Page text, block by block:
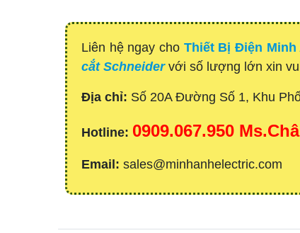
Liên hệ ngay cho Thiết Bị Điện Minh
cắt Schneider với số lượng lớn xin
Địa chỉ: Số 20A Đường Số 1, Khu
Hotline: 0909.067.950
Email: sales@minhanhelectric.com